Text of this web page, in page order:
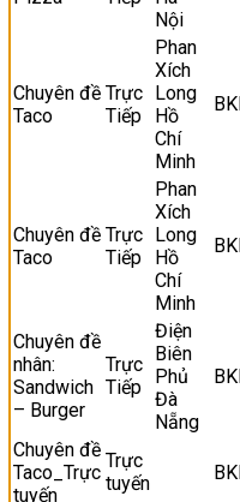
Nội
Chuyên đề
Taco
Trực
Tiếp
Phan
Xích
Long
Hồ
Chí
Minh
Chuyên đề
Taco
Trực
Tiếp
Phan
Xích
Long
Hồ
Chí
Minh
Chuyên đề
nhân:
Sandwich
– Burger
Trực
Tiếp
Điện
Biên
Phủ
Đà
Nẵng
Chuyên đề
Taco_Trực
tuyến
Trực
tuyến